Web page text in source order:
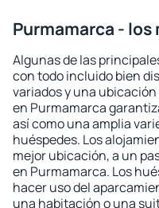
Purmamarca -
Algunas de las
con todo incluido bien
variados y una
en Purmamarca
así como una amplia
huéspedes. Los
mejor ubicación, a un
en Purmamarca. Los
hacer uso del
una habitación o una